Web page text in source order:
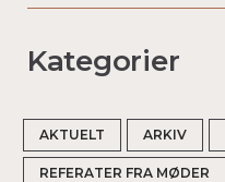
Kategorier
AKTUELT ARKIV
REFERATER FRA MØDER